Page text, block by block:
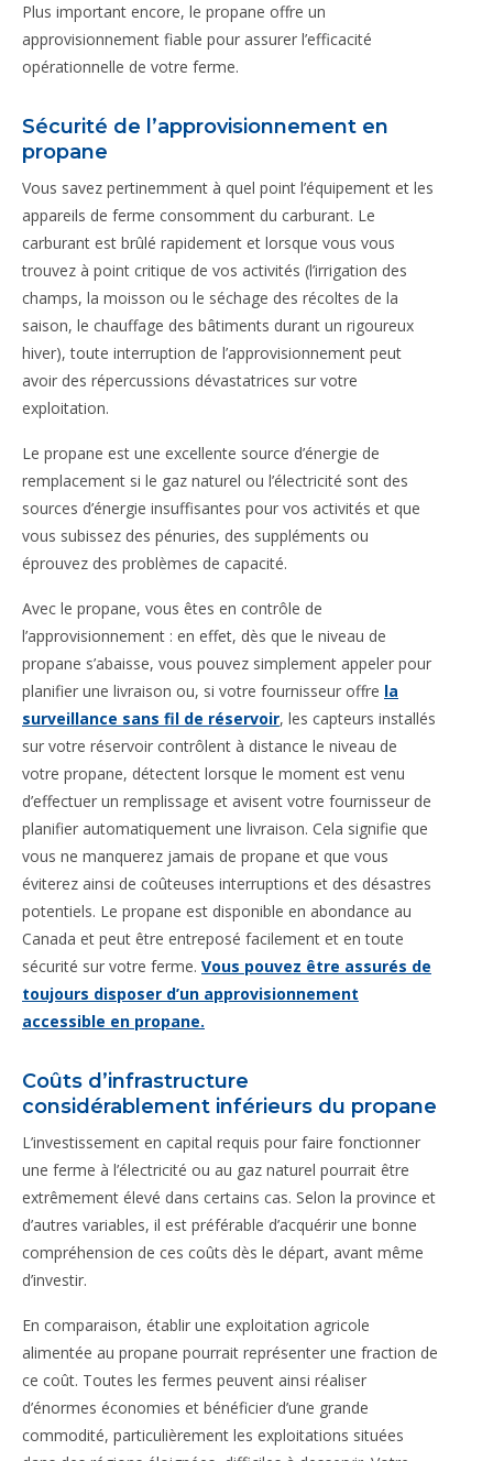
Plus important encore, le propane offre un
approvisionnement fiable pour assurer l’efficacité
opérationnelle de votre ferme.
Sécurité de l’approvisionnement en
propane
Vous savez pertinemment à quel point l’équipement et les
appareils de ferme consomment du carburant. Le
carburant est brûlé rapidement et lorsque vous vous
trouvez à point critique de vos activités (l’irrigation des
champs, la moisson ou le séchage des récoltes de la
saison, le chauffage des bâtiments durant un rigoureux
hiver), toute interruption de l’approvisionnement peut
avoir des répercussions dévastatrices sur votre
exploitation.
Le propane est une excellente source d’énergie de
remplacement si le gaz naturel ou l’électricité sont des
sources d’énergie insuffisantes pour vos activités et que
vous subissez des pénuries, des suppléments ou
éprouvez des problèmes de capacité.
Avec le propane, vous êtes en contrôle de
l’approvisionnement : en effet, dès que le niveau de
propane s’abaisse, vous pouvez simplement appeler pour
planifier une livraison ou, si votre fournisseur offre la
surveillance sans fil de réservoir, les capteurs installés
sur votre réservoir contrôlent à distance le niveau de
votre propane, détectent lorsque le moment est venu
d’effectuer un remplissage et avisent votre fournisseur de
planifier automatiquement une livraison. Cela signifie que
vous ne manquerez jamais de propane et que vous
éviterez ainsi de coûteuses interruptions et des désastres
potentiels. Le propane est disponible en abondance au
Canada et peut être entreposé facilement et en toute
sécurité sur votre ferme. Vous pouvez être assurés de
toujours disposer d’un approvisionnement
accessible en propane.
Coûts d’infrastructure
considérablement inférieurs du propane
L’investissement en capital requis pour faire fonctionner
une ferme à l’électricité ou au gaz naturel pourrait être
extrêmement élevé dans certains cas. Selon la province et
d’autres variables, il est préférable d’acquérir une bonne
compréhension de ces coûts dès le départ, avant même
d’investir.
En comparaison, établir une exploitation agricole
alimentée au propane pourrait représenter une fraction de
ce coût. Toutes les fermes peuvent ainsi réaliser
d’énormes économies et bénéficier d’une grande
commodité, particulièrement les exploitations situées